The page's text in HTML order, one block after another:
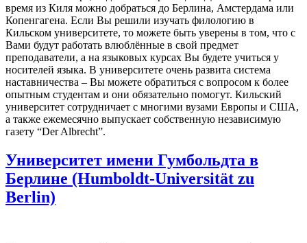
время из Киля можно добраться до Берлина, Амстердама или
Копенгагена. Если Вы решили изучать филологию в
Кильском университете, то можете быть уверены в том, что с
Вами будут работать влюблённые в свой предмет
преподаватели, а на языковых курсах Вы будете учиться у
носителей языка. В университете очень развита система
наставничества – Вы можете обратиться с вопросом к более
опытным студентам и они обязательно помогут. Кильский
университет сотрудничает с многими вузами Европы и США,
а также ежемесячно выпускает собственную независимую
газету “Der Albrecht”.
Университет имени Гумбольдта в
Берлине (Humboldt-Universität zu
Berlin)